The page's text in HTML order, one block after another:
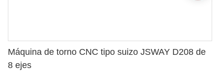
Máquina de torno CNC tipo suizo JSWAY D208 de
8 ejes